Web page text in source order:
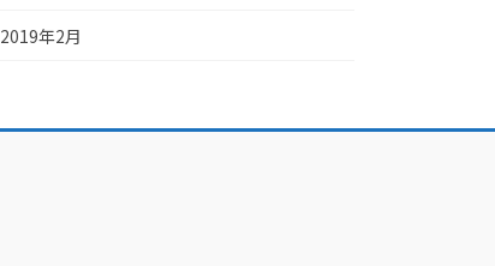
2019年2月